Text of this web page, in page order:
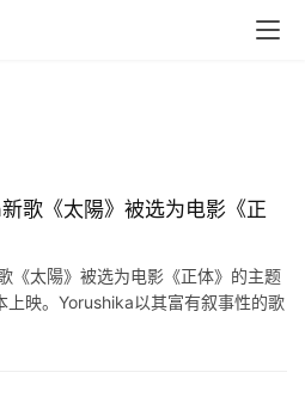
歌《太陽》被选为电影《正
《太陽》被选为电影《正体》的主题
上映。Yorushika以其富有叙事性的歌